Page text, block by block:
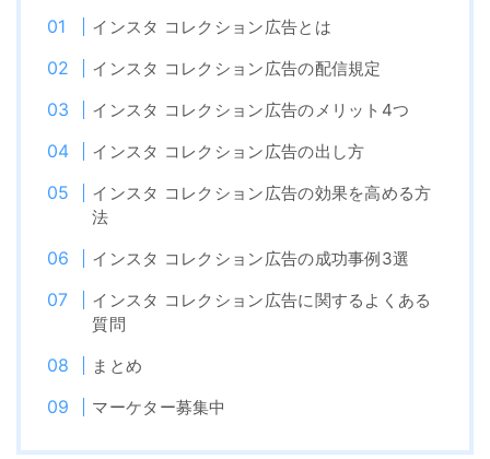
インスタ コレクション広告とは
インスタ コレクション広告の配信規定
インスタ コレクション広告のメリット4つ
インスタ コレクション広告の出し方
インスタ コレクション広告の効果を高める方
法
インスタ コレクション広告の成功事例3選
インスタ コレクション広告に関するよくある
質問
まとめ
マーケター募集中